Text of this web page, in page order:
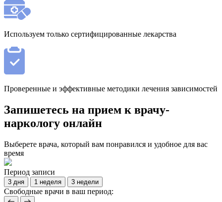
Используем только сертифицированные лекарства
Проверенные и эффективные методики лечения зависимостей
Запишетесь на прием к врачу-
наркологу онлайн
Выберете врача, который вам понравился и удобное для вас
время
Период записи
3 дня 1 неделя 3 недели
Свободные врачи в ваш период: